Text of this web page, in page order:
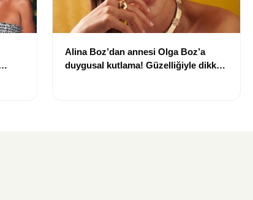
Alina Boz’dan annesi Olga Boz’a
duygusal kutlama! Güzelliğiyle dikkat